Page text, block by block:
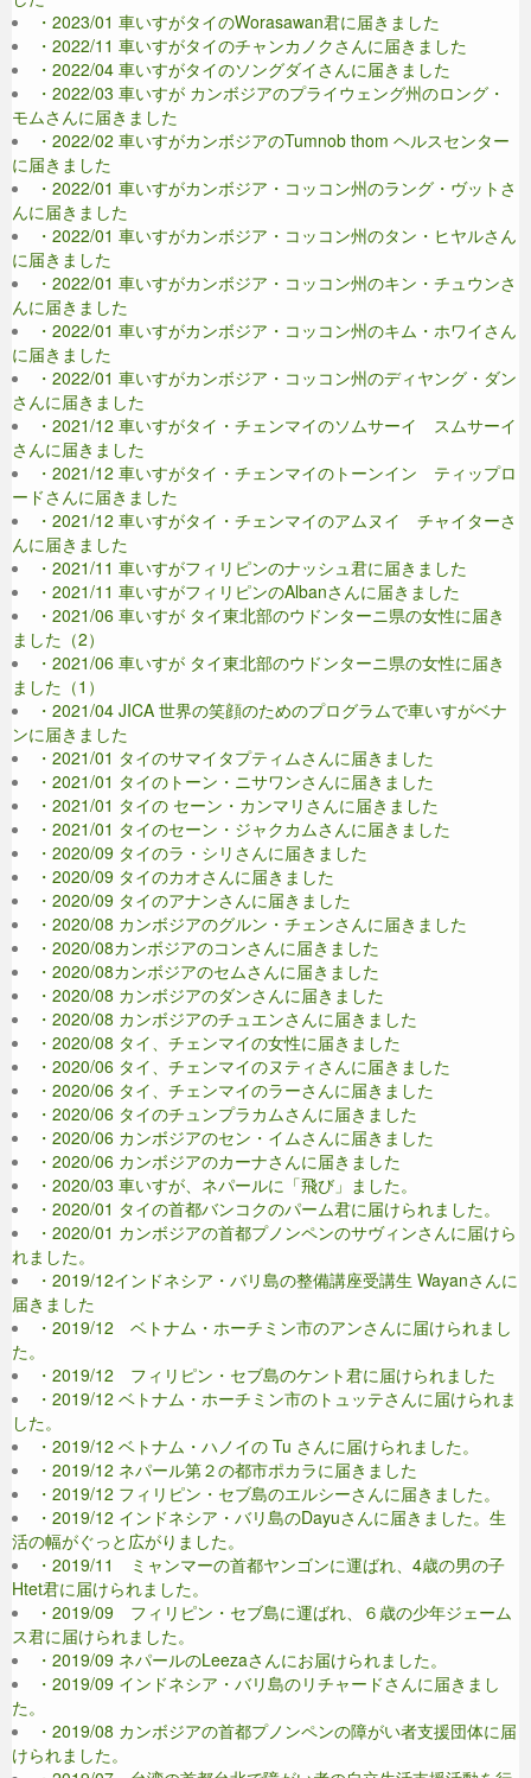
・2023/01 車いすがタイのWorasawan君に届きました
・2022/11 車いすがタイのチャンカノクさんに届きました
・2022/04 車いすがタイのソングダイさんに届きました
・2022/03 車いすが カンボジアのプライウェング州のロング・
モムさんに届きました
・2022/02 車いすがカンボジアのTumnob thom ヘルスセンター
に届きました
・2022/01 車いすがカンボジア・コッコン州のラング・ヴットさ
んに届きました
・2022/01 車いすがカンボジア・コッコン州のタン・ヒヤルさん
に届きました
・2022/01 車いすがカンボジア・コッコン州のキン・チュウンさ
んに届きました
・2022/01 車いすがカンボジア・コッコン州のキム・ホワイさん
に届きました
・2022/01 車いすがカンボジア・コッコン州のディヤング・ダン
さんに届きました
・2021/12 車いすがタイ・チェンマイのソムサーイ スムサーイ
さんに届きました
・2021/12 車いすがタイ・チェンマイのトーンイン ティップロ
ードさんに届きました
・2021/12 車いすがタイ・チェンマイのアムヌイ チャイターさ
んに届きました
・2021/11 車いすがフィリピンのナッシュ君に届きました
・2021/11 車いすがフィリピンのAlbanさんに届きました
・2021/06 車いすが タイ東北部のウドンターニ県の女性に届き
ました（2）
・2021/06 車いすが タイ東北部のウドンターニ県の女性に届き
ました（1）
・2021/04 JICA 世界の笑顔のためのプログラムで車いすがベナ
ンに届きました
・2021/01 タイのサマイタプティムさんに届きました
・2021/01 タイのトーン・ニサワンさんに届きました
・2021/01 タイの セーン・カンマリさんに届きました
・2021/01 タイのセーン・ジャクカムさんに届きました
・2020/09 タイのラ・シリさんに届きました
・2020/09 タイのカオさんに届きました
・2020/09 タイのアナンさんに届きました
・2020/08 カンボジアのグルン・チェンさんに届きました
・2020/08カンボジアのコンさんに届きました
・2020/08カンボジアのセムさんに届きました
・2020/08 カンボジアのダンさんに届きました
・2020/08 カンボジアのチュエンさんに届きました
・2020/08 タイ、チェンマイの女性に届きました
・2020/06 タイ、チェンマイのヌティさんに届きました
・2020/06 タイ、チェンマイのラーさんに届きました
・2020/06 タイのチュンプラカムさんに届きました
・2020/06 カンボジアのセン・イムさんに届きました
・2020/06 カンボジアのカーナさんに届きました
・2020/03 車いすが、ネパールに「飛び」ました。
・2020/01 タイの首都バンコクのパーム君に届けられました。
・2020/01 カンボジアの首都プノンペンのサヴィンさんに届けら
れました。
・2019/12インドネシア・バリ島の整備講座受講生 Wayanさんに
届きました
・2019/12 ベトナム・ホーチミン市のアンさんに届けられまし
た。
・2019/12 フィリピン・セブ島のケント君に届けられました
・2019/12 ベトナム・ホーチミン市のトュッテさんに届けられま
した。
・2019/12 ベトナム・ハノイの Tu さんに届けられました。
・2019/12 ネパール第２の都市ポカラに届きました
・2019/12 フィリピン・セブ島のエルシーさんに届きました。
・2019/12 インドネシア・バリ島のDayuさんに届きました。生
活の幅がぐっと広がりました。
・2019/11 ミャンマーの首都ヤンゴンに運ばれ、4歳の男の子
Htet君に届けられました。
・2019/09 フィリピン・セブ島に運ばれ、６歳の少年ジェーム
ス君に届けられました。
・2019/09 ネパールのLeezaさんにお届けられました。
・2019/09 インドネシア・バリ島のリチャードさんに届きまし
た。
・2019/08 カンボジアの首都プノンペンの障がい者支援団体に届
けられました。